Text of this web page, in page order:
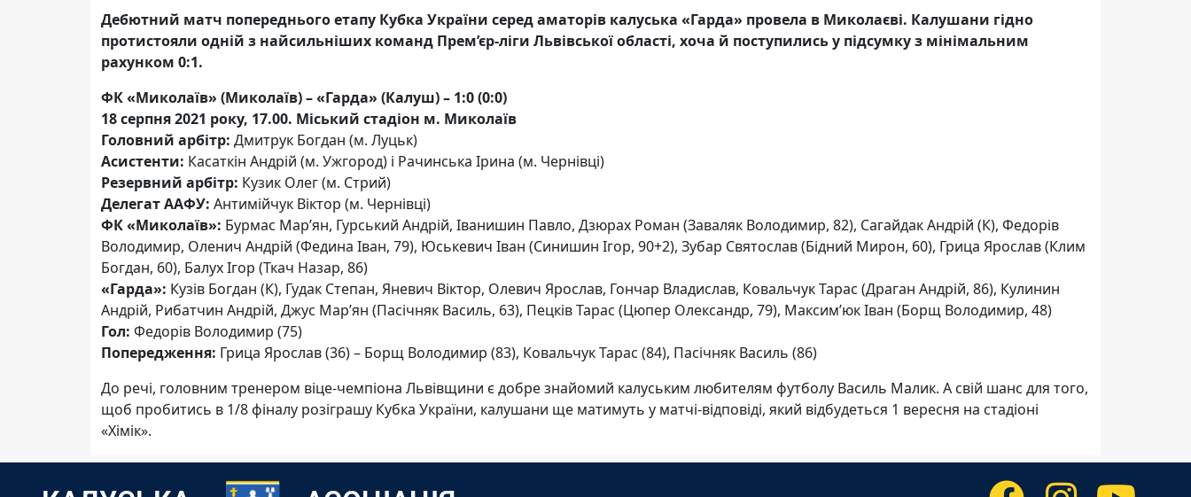
Дебютний матч попереднього етапу Кубка України серед аматорів калуська «Гарда» провела в Миколаєві. Калушани гідно
протистояли одній з найсильніших команд Прем’єр-ліги Львівської області, хоча й поступились у підсумку з мінімальним
рахунком 0:1.
ФК «Миколаїв» (Миколаїв) – «Гарда» (Калуш) – 1:0 (0:0)
18 серпня 2021 року, 17.00. Міський стадіон м. Миколаїв
Головний арбітр: Дмитрук Богдан (м. Луцьк)
Асистенти: Касаткін Андрій (м. Ужгород) і Рачинська Ірина (м. Чернівці)
Резервний арбітр: Кузик Олег (м. Стрий)
Делегат ААФУ: Антимійчук Віктор (м. Чернівці)
ФК «Миколаїв»: Бурмас Мар’ян, Гурський Андрій, Іванишин Павло, Дзюрах Роман (Заваляк Володимир, 82), Сагайдак Андрій (К), Федорів
Володимир, Оленич Андрій (Федина Іван, 79), Юськевич Іван (Синишин Ігор, 90+2), Зубар Святослав (Бідний Мирон, 60), Грица Ярослав (Клим
Богдан, 60), Балух Ігор (Ткач Назар, 86)
«Гарда»: Кузів Богдан (К), Гудак Степан, Яневич Віктор, Олевич Ярослав, Гончар Владислав, Ковальчук Тарас (Драган Андрій, 86), Кулинин
Андрій, Рибатчин Андрій, Джус Мар’ян (Пасічняк Василь, 63), Пецків Тарас (Цюпер Олександр, 79), Максим’юк Іван (Борщ Володимир, 48)
Гол: Федорів Володимир (75)
Попередження: Грица Ярослав (36) – Борщ Володимир (83), Ковальчук Тарас (84), Пасічняк Василь (86)
До речі, головним тренером віце-чемпіона Львівщини є добре знайомий калуським любителям футболу Василь Малик. А свій шанс для того,
щоб пробитись в 1/8 фіналу розіграшу Кубка України, калушани ще матимуть у матчі-відповіді, який відбудеться 1 вересня на стадіоні
«Хімік».